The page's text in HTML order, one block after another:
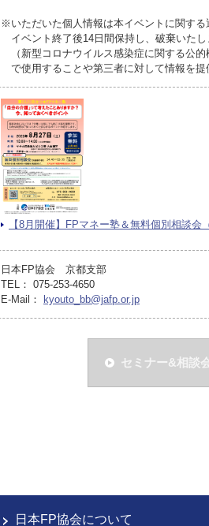
※いただいた個人情報は本イベントに関する
イベント終了後14日間保持し、破棄いたし
（新型コロナウイルス感染症に関する公的
で使用することや第三者に対して情報を提
【8月開催】FPマネー塾＆無料個別相談会
日本FP協会 京都支部
TEL： 075-253-4650
E-Mail：
kyouto_bb@jafp.or.jp
セミナー&相談
日本FP協会について